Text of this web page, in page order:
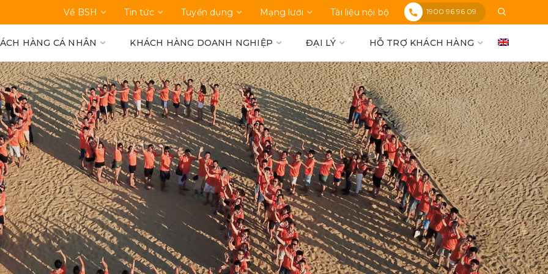
Về BSH Tin tức Tuyển dụng Mạng lưới Tài liệu nội bộ 1900 96 96 09
HÀNG CÁ NHÂN KHÁCH HÀNG DOANH NGHIỆP ĐẠI LÝ HỖ TRỢ KHÁCH HÀNG